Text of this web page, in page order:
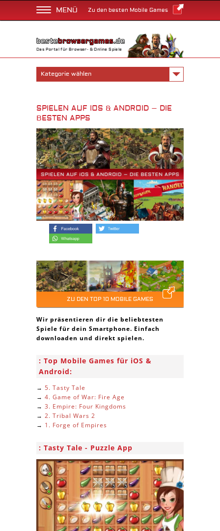
MENÜ Zu den besten Mobile Games
Das Portal für Browser- & Online Spiele
Kategorie wählen
SPIELEN AUF IOS & ANDROID – DIE
BESTEN APPS
ZU DEN TOP 10 MOBILE GAMES
Wir präsentieren dir die beliebtesten
Spiele für dein Smartphone. Einfach
downloaden und direkt spielen.
Top Mobile Games für iOS &
Android:
→ 5. Tasty Tale
→ 4. Game of War: Fire Age
→ 3. Empire: Four Kingdoms
→ 2. Tribal Wars 2
→ 1. Forge of Empires
Tasty Tale - Puzzle App